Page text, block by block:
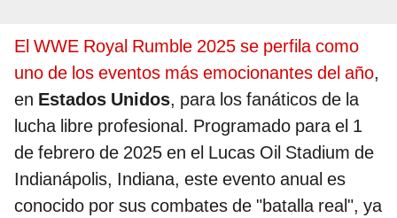
El WWE Royal Rumble 2025 se perfila como
uno de los eventos más emocionantes del año,
en Estados Unidos, para los fanáticos de la
lucha libre profesional. Programado para el 1
de febrero de 2025 en el Lucas Oil Stadium de
Indianápolis, Indiana, este evento anual es
conocido por sus combates de "batalla real", ya